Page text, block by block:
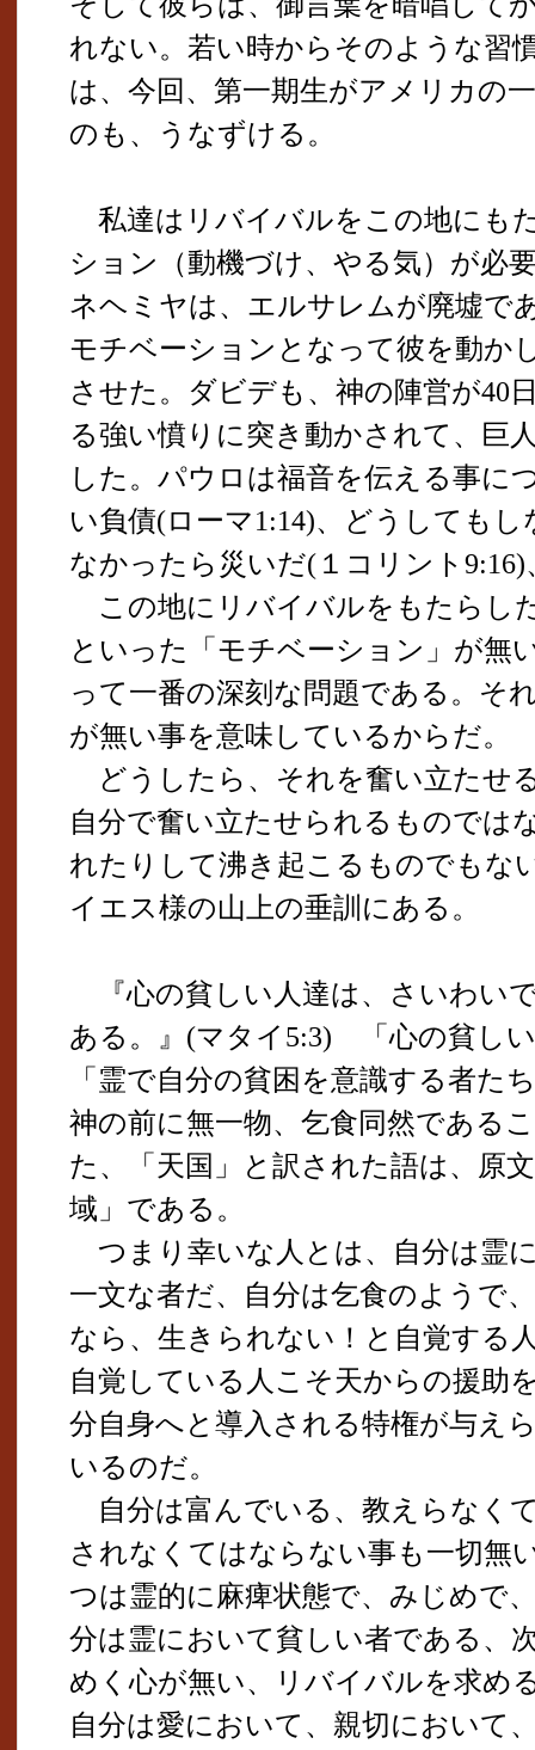
れない。若い時からそのような習
は、今回、第一期生がアメリカの
のも、うなずける。
私達はリバイバルをこの地にも
ション（動機づけ、やる気）が必
ネヘミヤは、エルサレムが廃墟で
モチベーションとなって彼を動か
させた。ダビデも、神の陣営が40
る強い憤りに突き動かされて、巨
した。パウロは福音を伝える事に
い負債(ローマ1:14)、どうしても
なかったら災いだ(１コリント
この地にリバイバルをもたらし
といった「モチベーション」が無
って一番の深刻な問題である。そ
が無い事を意味しているからだ。
どうしたら、それを奮い立たせ
自分で奮い立たせられるものでは
れたりして沸き起こるものでもな
イエス様の山上の垂訓にある。
『心の貧しい人達は、さいわい
ある。』(マタイ5:3) 「心の貧し
「霊で自分の貧困を意識する者た
神の前に無一物、乞食同然である
た、「天国」と訳された語は、原
域」である。
つまり幸いな人とは、自分は霊
一文な者だ、自分は乞食のようで
なら、生きられない！と自覚する
自覚している人こそ天からの援助
分自身へと導入される特権が与え
いるのだ。
自分は富んでいる、教えらなく
されなくてはならない事も一切無
つは霊的に麻痺状態で、みじめで
分は霊において貧しい者である、
めく心が無い、リバイバルを求め
自分は愛において、親切において